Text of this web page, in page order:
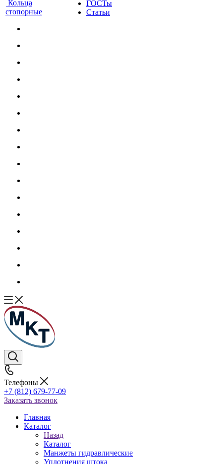
Кольца
стопорные
ГОСТы
Статьи
Телефоны
+7 (812) 679-77-09
Заказать звонок
Главная
Каталог
Назад
Каталог
Манжеты гидравлические
Уплотнения штока